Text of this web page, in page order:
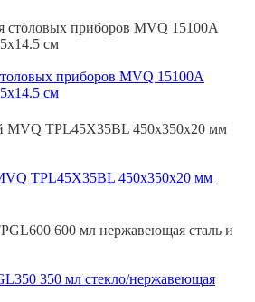
приборов MVQ 15100A
см
TPL45X35BL 450х350х20 мм
350 мл стекло/нержавеющая